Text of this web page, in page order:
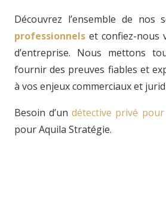
Découvrez l’ensemble de nos
professionnels et confiez-nous
d’entreprise. Nous mettons
fournir des preuves fiables et
à vos enjeux commerciaux et
Besoin d’undétective privé
pour Aquila Stratégie.